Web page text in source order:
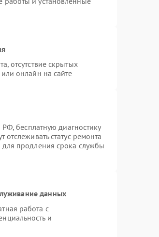
отсутствие скрытых
онлайн на сайте
бесплатную диагностику
статус ремонта
для продления срока службы
данных
работа с
и